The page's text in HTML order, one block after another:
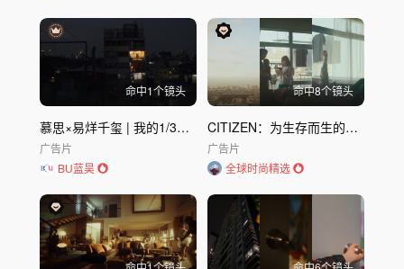
命中1个镜头
慕思×易烊千玺 | 我的1/3答案
广告片
BU蓝昊
命中8个镜头
CITIZEN：为生存而生的情感设计
广告片
全球时尚精选